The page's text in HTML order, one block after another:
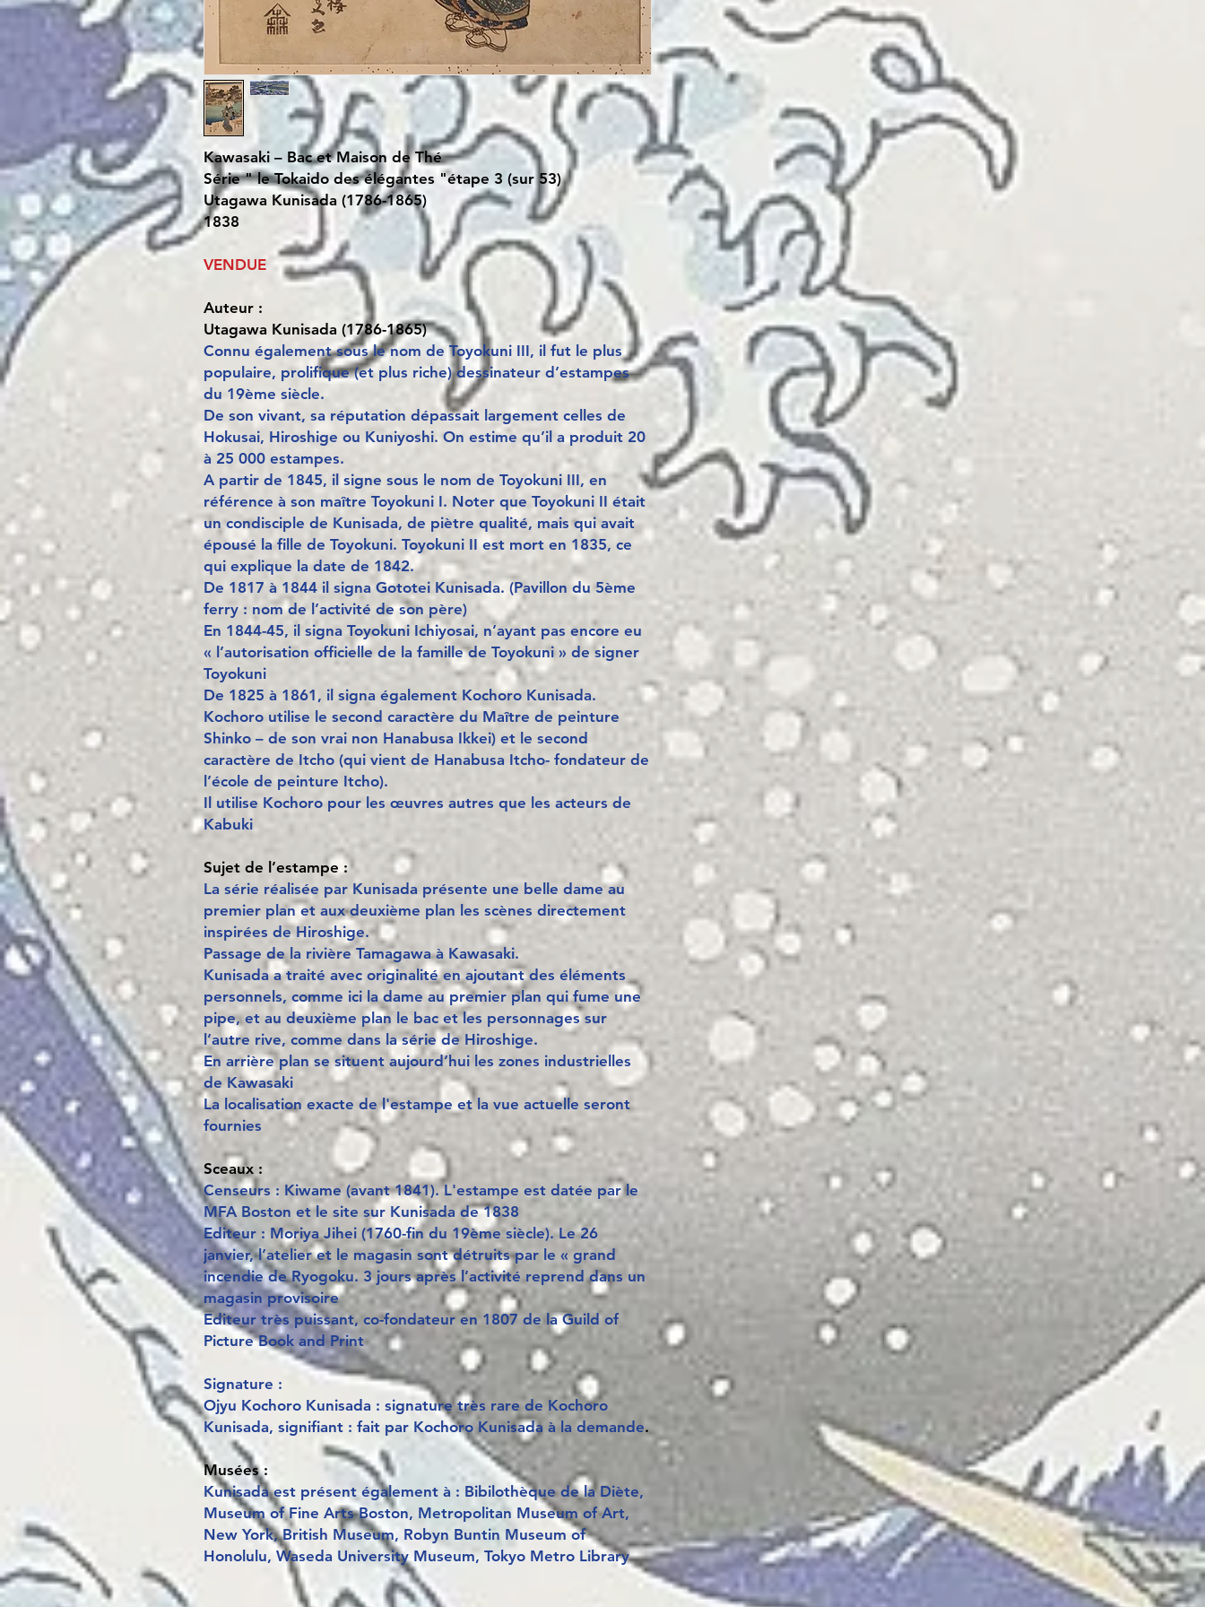
Kawasaki – Bac et Maison de Thé
Série " le Tokaido des élégantes "étape 3 (sur 53)
Utagawa Kunisada (1786-1865)
1838
VENDUE
Auteur :
Utagawa Kunisada (1786-1865)
Connu également sous le nom de Toyokuni III, il fut le plus
populaire, prolifique (et plus riche) dessinateur d’estampes
du 19ème siècle.
De son vivant, sa réputation dépassait largement celles de
Hokusai, Hiroshige ou Kuniyoshi. On estime qu’il a produit 20
à 25 000 estampes.
A partir de 1845, il signe sous le nom de Toyokuni III, en
référence à son maître Toyokuni I. Noter que Toyokuni II était
un condisciple de Kunisada, de piètre qualité, mais qui avait
épousé la fille de Toyokuni. Toyokuni II est mort en 1835, ce
qui explique la date de 1842.
De 1817 à 1844 il signa Gototei Kunisada. (Pavillon du 5ème
ferry : nom de l’activité de son père)
En 1844-45, il signa Toyokuni Ichiyosai, n’ayant pas encore eu
« l’autorisation officielle de la famille de Toyokuni » de signer
Toyokuni
De 1825 à 1861, il signa également Kochoro Kunisada.
Kochoro utilise le second caractère du Maître de peinture
Shinko – de son vrai non Hanabusa Ikkei) et le second
caractère de Itcho (qui vient de Hanabusa Itcho- fondateur de
l’école de peinture Itcho).
Il utilise Kochoro pour les œuvres autres que les acteurs de
Kabuki
Sujet de l’estampe :
La série réalisée par Kunisada présente une belle dame au
premier plan et aux deuxième plan les scènes directement
inspirées de Hiroshige.
Passage de la rivière Tamagawa à Kawasaki.
Kunisada a traité avec originalité en ajoutant des éléments
personnels, comme ici la dame au premier plan qui fume une
pipe, et au deuxième plan le bac et les personnages sur
l’autre rive, comme dans la série de Hiroshige.
En arrière plan se situent aujourd’hui les zones industrielles
de Kawasaki
La localisation exacte de l'estampe et la vue actuelle seront
fournies
Sceaux :
Censeurs : Kiwame (avant 1841). L'estampe est datée par le
MFA Boston et le site sur Kunisada de 1838
Editeur : Moriya Jihei (1760-fin du 19ème siècle). Le 26
janvier, l’atelier et le magasin sont détruits par le « grand
incendie de Ryogoku. 3 jours après l’activité reprend dans un
magasin provisoire
Editeur très puissant, co-fondateur en 1807 de la Guild of
Picture Book and Print
Signature :
Ojyu Kochoro Kunisada : signature très rare de Kochoro
Kunisada, signifiant : fait par Kochoro Kunisada à la demande.
Musées :
Kunisada est présent également à : Bibilothèque de la Diète,
Museum of Fine Arts Boston, Metropolitan Museum of Art,
New York, British Museum, Robyn Buntin Museum of
Honolulu, Waseda University Museum, Tokyo Metro Library